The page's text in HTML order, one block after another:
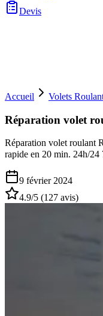
Devis
Accueil Volets
Réparation volet
Réparation volet roulant
rapide en 20 min. 24h/
9 février 2024
4.9/5 (127 avis)